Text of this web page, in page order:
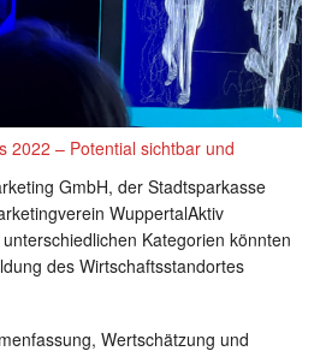
2022 – Potential sichtbar und
GmbH, der Stadtsparkasse
WuppertalAktiv
Kategorien könnten
des Wirtschaftsstandortes
Wertschätzung und